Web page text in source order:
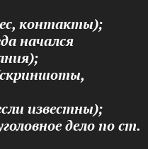
контакты);
начался
известны);
дело по ст.